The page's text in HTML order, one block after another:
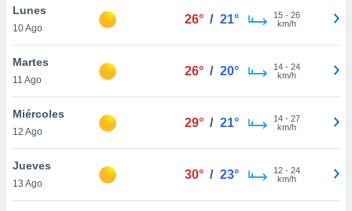
de
disponible
cookies
aceptar
Lunes
10 Ago
26° / 21° 15- 26
km/h
Martes
11 Ago
26° / 20° 14- 24
km/h
Miércoles
12 Ago
29° / 21° 14- 27
km/h
Jueves
13 Ago
30° / 23° 12- 24
km/h